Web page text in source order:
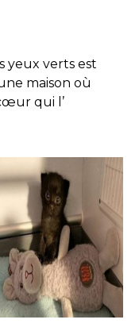
yeux verts est
maison où
qui l’